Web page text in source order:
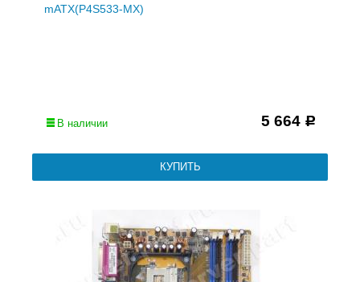
mATX(P4S533-MX)
В наличии 5 664 Р